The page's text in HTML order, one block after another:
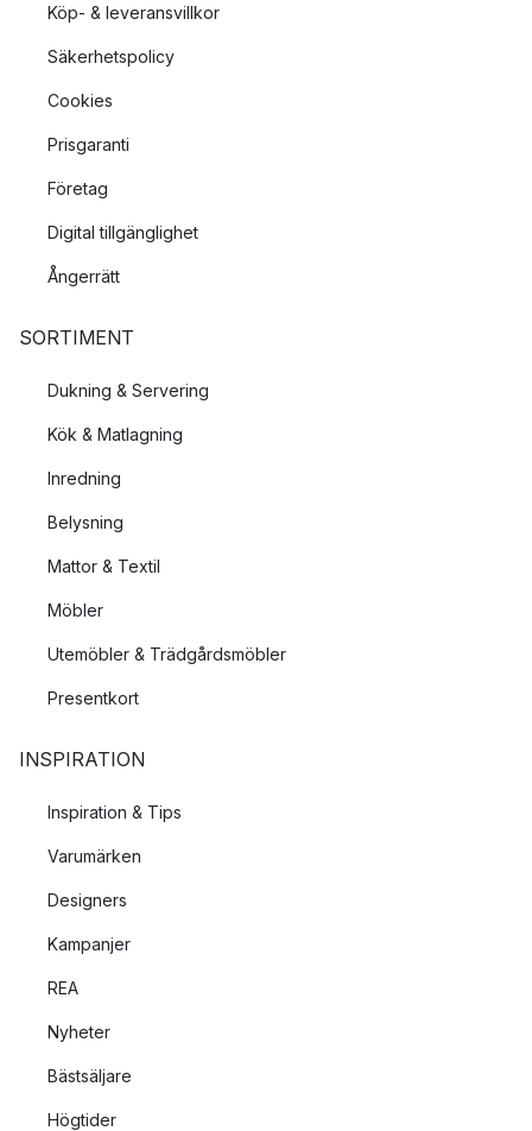
Köp- & leveransvillkor
Säkerhetspolicy
Cookies
Prisgaranti
Företag
Digital tillgänglighet
Ångerrätt
SORTIMENT
Dukning & Servering
Kök & Matlagning
Inredning
Belysning
Mattor & Textil
Möbler
Utemöbler & Trädgårdsmöbler
Presentkort
INSPIRATION
Inspiration & Tips
Varumärken
Designers
Kampanjer
REA
Nyheter
Bästsäljare
Högtider